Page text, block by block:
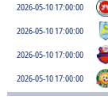
2026-05-10 17:00:00
2026-05-10 17:00:00
2026-05-10 17:00:00
2026-05-10 17:00:00